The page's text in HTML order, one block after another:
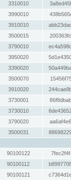
3310010
3990010
3910010
3500015
3790010
3950020
3390020
3500070
3910020
3730001
3730010
3790020
3500031
90100122
90100112
90100121